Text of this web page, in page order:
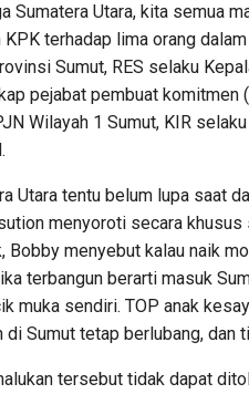
Sumatera Utara, kita semua
terhadap lima orang
Sumut, RES selaku
pejabat pembuat
Wilayah 1 Sumut, KIR
Utara tentu belum lupa saat
menyoroti secara khusus
Bobby menyebut kalau naik
terbangun berarti masuk
muka sendiri. TOP anak
di Sumut tetap berlubang, dan
tersebut tidak dapat